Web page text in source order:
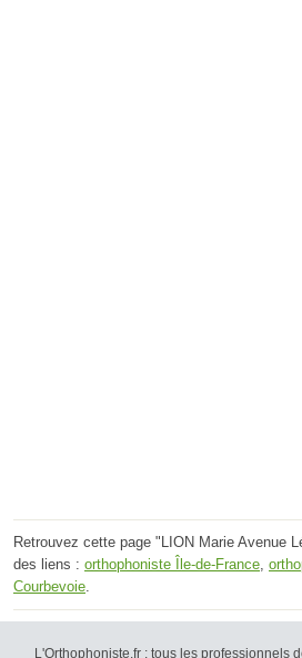
Retrouvez cette page "LION Marie Avenue
des liens : orthophoniste Île-de-France
Courbevoie
L'Orthophoniste.fr : tous les professionnels